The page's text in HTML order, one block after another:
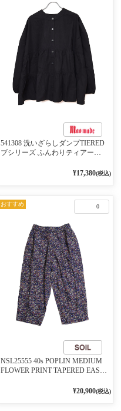
541308 洗いざらしダンプTIERED
ブシリーズ ふんわりティアード
¥17,380(税込)
0
おすすめ
NSL25555 40s POPLIN MEDIUM
FLOWER PRINT TAPERED EASY
¥20,900(税込)